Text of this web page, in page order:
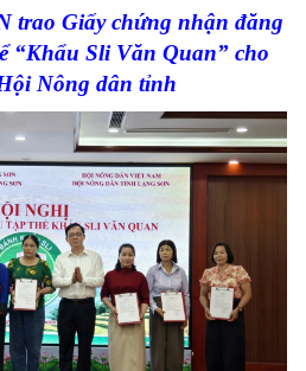
trao Giấy chứng nhận đăng
“Khẩu Sli Văn Quan” cho
Nông dân tỉnh